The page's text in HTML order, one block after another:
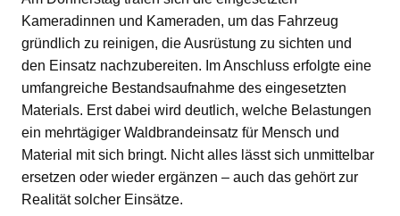
Kameradinnen und Kameraden, um das Fahrzeug
gründlich zu reinigen, die Ausrüstung zu sichten und
den Einsatz nachzubereiten. Im Anschluss erfolgte eine
umfangreiche Bestandsaufnahme des eingesetzten
Materials. Erst dabei wird deutlich, welche Belastungen
ein mehrtägiger Waldbrandeinsatz für Mensch und
Material mit sich bringt. Nicht alles lässt sich unmittelbar
ersetzen oder wieder ergänzen – auch das gehört zur
Realität solcher Einsätze.